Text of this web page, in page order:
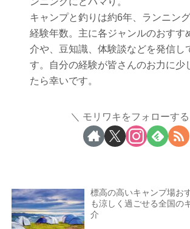
キャンプと釣りは約6年、ランニン
経験年数。主に各ジャンルのおすす
介や、豆知識、体験談などを発信し
す。自分の経験が皆さんのお力に少
たら幸いです。
モリワキをフォローする
標高の高いキャンプ場お
も涼しく過ごせる全国の
介